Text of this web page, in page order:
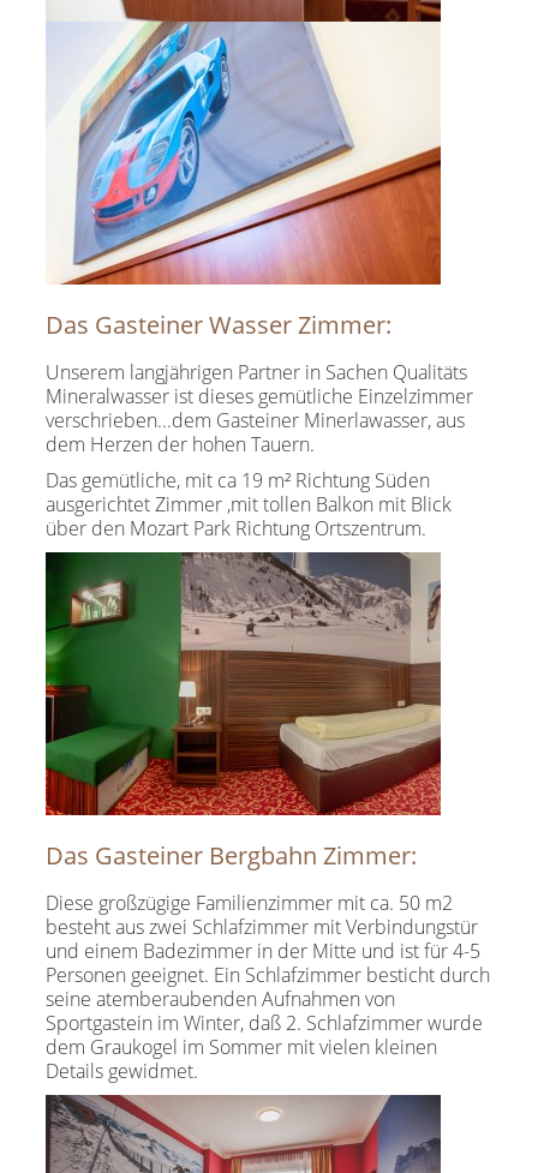
Das Gasteiner Wasser Zimmer:
Unserem langjährigen Partner in Sachen Qualitäts
Mineralwasser ist dieses gemütliche Einzelzimmer
verschrieben...dem Gasteiner Minerlawasser, aus
dem Herzen der hohen Tauern.
Das gemütliche, mit ca 19 m² Richtung Süden
ausgerichtet Zimmer ,mit tollen Balkon mit Blick
über den Mozart Park Richtung Ortszentrum.
Das Gasteiner Bergbahn Zimmer:
Diese großzügige Familienzimmer mit ca. 50 m2
besteht aus zwei Schlafzimmer mit Verbindungstür
und einem Badezimmer in der Mitte und ist für 4-5
Personen geeignet. Ein Schlafzimmer besticht durch
seine atemberaubenden Aufnahmen von
Sportgastein im Winter, daß 2. Schlafzimmer wurde
dem Graukogel im Sommer mit vielen kleinen
Details gewidmet.